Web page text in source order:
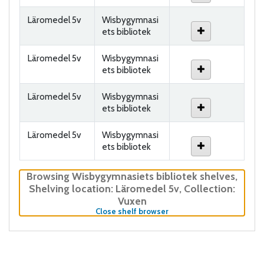
Läromedel 5v
Wisbygymnasi
ets bibliotek
Läromedel 5v
Wisbygymnasi
ets bibliotek
Läromedel 5v
Wisbygymnasi
ets bibliotek
Läromedel 5v
Wisbygymnasi
ets bibliotek
Browsing Wisbygymnasiets bibliotek shelves,
Shelving location: Läromedel 5v, Collection:
Vuxen
Close shelf browser(Hides shelf browser)